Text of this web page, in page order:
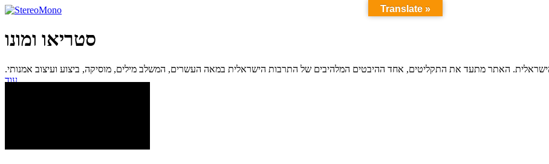
סטריאו ומונו
האתר מתעד את התקליטים, אחד ההיבטים המלהיבים של התרבות הישראלית במאה העשרים, המשלב מילים, מוסיקה, ביצוע ועיצוב אמנותי.
עוד...
Translate »